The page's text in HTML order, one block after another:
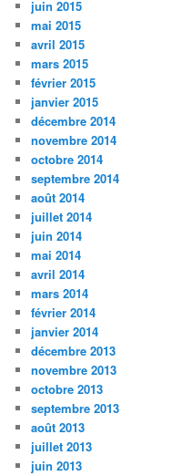
juin 2015
mai 2015
avril 2015
mars 2015
février 2015
janvier 2015
décembre 2014
novembre 2014
octobre 2014
septembre 2014
août 2014
juillet 2014
juin 2014
mai 2014
avril 2014
mars 2014
février 2014
janvier 2014
décembre 2013
novembre 2013
octobre 2013
septembre 2013
août 2013
juillet 2013
juin 2013